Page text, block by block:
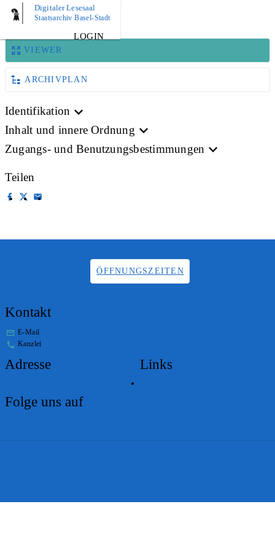
Digitaler Lesesaal
Staatsarchiv Basel-Stadt
LOGIN
BILD
VIEWER
ARCHIVPLAN
Identifikation
Inhalt und innere Ordnung
Zugangs- und Benutzungsbestimmungen
Teilen
ÖFFNUNGSZEITEN
Kontakt
E-Mail
Kanzlei
Adresse Links
Folge uns auf